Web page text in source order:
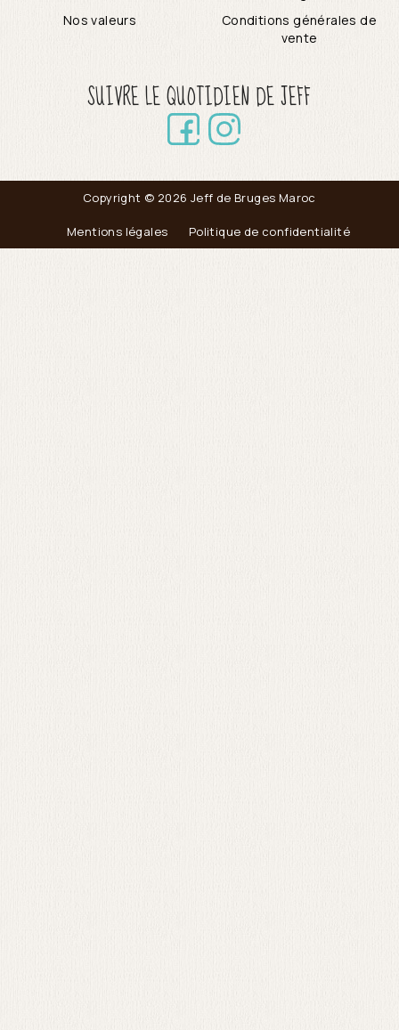
Nos valeurs
Conditions générales de
vente
SUIVRE LE QUOTIDIEN DE JEFF
Copyright © 2026 Jeff de Bruges Maroc
Mentions légales Politique de confidentialité